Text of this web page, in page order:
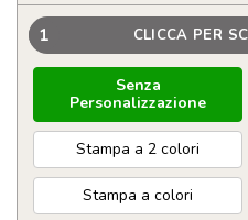
1 CLICCA PER
Senza
Personalizzazione
Stampa a 2 colori
Stampa a colori